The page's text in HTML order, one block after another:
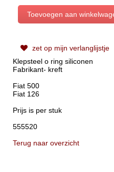
zet op mijn verlanglijstje
Klepsteel o ring siliconen
Fabrikant- kreft
Fiat 500
Fiat 126
Prijs is per stuk
555520
Terug naar overzicht